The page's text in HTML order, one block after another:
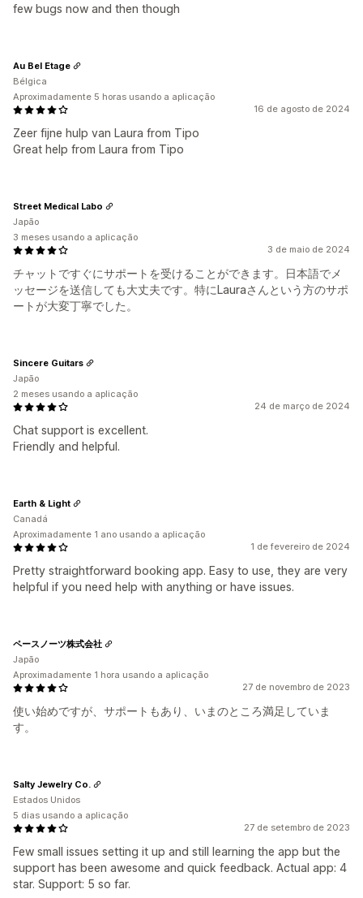
few bugs now and then though
16 de agosto de 2024
Zeer fijne hulp van Laura from Tipo
Great help from Laura from Tipo
Au Bel Etage
Bélgica
Aproximadamente 5 horas usando a aplicação
3 de maio de 2024
チャットですぐにサポートを受けることができます。日本語でメ
ッセージを送信しても大丈夫です。特にLauraさんという方のサポ
ートが大変丁寧でした。
Street Medical Labo
Japão
3 meses usando a aplicação
24 de março de 2024
Chat support is excellent.
Friendly and helpful.
Sincere Guitars
Japão
2 meses usando a aplicação
1 de fevereiro de 2024
Pretty straightforward booking app. Easy to use, they are very
helpful if you need help with anything or have issues.
Earth & Light
Canadá
Aproximadamente 1 ano usando a aplicação
27 de novembro de 2023
使い始めですが、サポートもあり、いまのところ満足していま
す。
ペースノーツ株式会社
Japão
Aproximadamente 1 hora usando a aplicação
27 de setembro de 2023
Few small issues setting it up and still learning the app but the
support has been awesome and quick feedback. Actual app: 4
star. Support: 5 so far.
Salty Jewelry Co.
Estados Unidos
5 dias usando a aplicação